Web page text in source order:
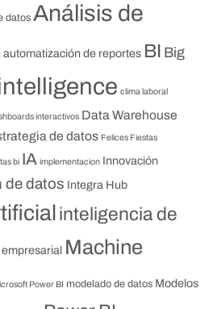
datos Análisis de
automatización de reportes BI Big
clima laboral
interactivos Data Warehouse
de datos Felices Fiestas
bi IA implementacion Innovación
de datos Integra Hub
inteligencia de
Machine
Power BI modelado de datos Modelos